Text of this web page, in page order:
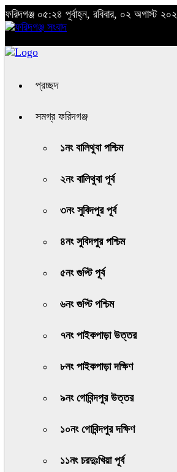
ফরিদগঞ্জ ০৫:২৪ পূর্বাহ্ন, রবিবার, ০২ অগাস্ট
প্রচ্ছদ
সমগ্র ফরিদগঞ্জ
১নং বালিথুবা পশ্চিম
২নং বালিথুবা পূর্ব
৩নং সুবিদপুর পূর্ব
৪নং সুবিদপুর পশ্চিম
৫নং গুপ্টি পূর্ব
৬নং গুপ্টি পশ্চিম
৭নং পাইকপাড়া উত্তর
৮নং পাইকপাড়া দক্ষিণ
৯নং গোবিন্দপুর উত্তর
১০নং গোবিন্দপুর দক্ষিণ
১১নং চরদুঃখিয়া পূর্ব